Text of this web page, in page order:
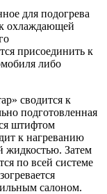
для подогрева
к охлаждающей
присоединить к
либо
сводится к
подготовленная
штифтом
к нагреванию
жидкостью. Затем
по всей системе
салоном.